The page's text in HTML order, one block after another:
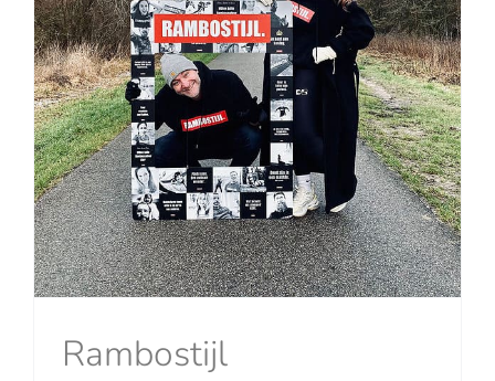
Rambostijl